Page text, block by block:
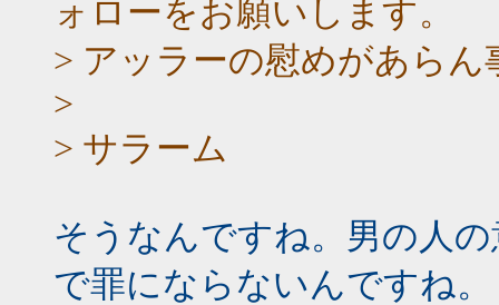
ォローをお願いします。
> アッラーの慰めがあらん
>
> サラーム
そうなんですね。男の人
で罪にならないんですね。